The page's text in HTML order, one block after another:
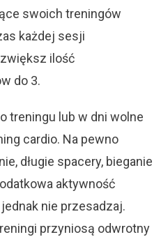
swoich treningów
każdej sesji
ilość
do 3.
treningu lub w dni wolne
cardio. Na pewno
długie spacery, bieganie
aktywność
nie przesadzaj.
przyniosą odwrotny